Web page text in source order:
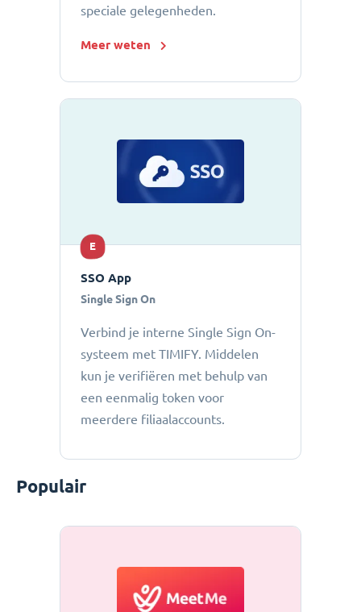
speciale gelegenheden.
Meer weten
E
SSO App
Single Sign On
Verbind je interne Single Sign On-
systeem met TIMIFY. Middelen
kun je verifiëren met behulp van
een eenmalig token voor
meerdere filiaalaccounts.
Populair